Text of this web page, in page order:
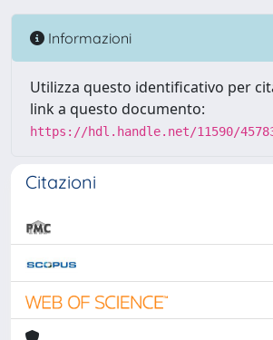
Informazioni
Utilizza questo identificativo per
link a questo documento:
https://hdl.handle.net/11590/
Citazioni